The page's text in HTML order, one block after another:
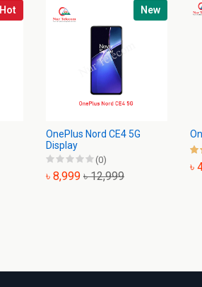
Hot New
OnePlus Nord CE4 5G
Display
(0)
৳ 8,999 ৳ 12,999
৳